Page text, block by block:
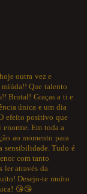
outra vez e
miúda!! Que talento
Brutal! Graças a ti e
única e um dia
efeito positivo que
Em toda a
ao momento para
sensibilidade. Tudo é
com tanto
ler através da
Desejo-te muito
😘😘